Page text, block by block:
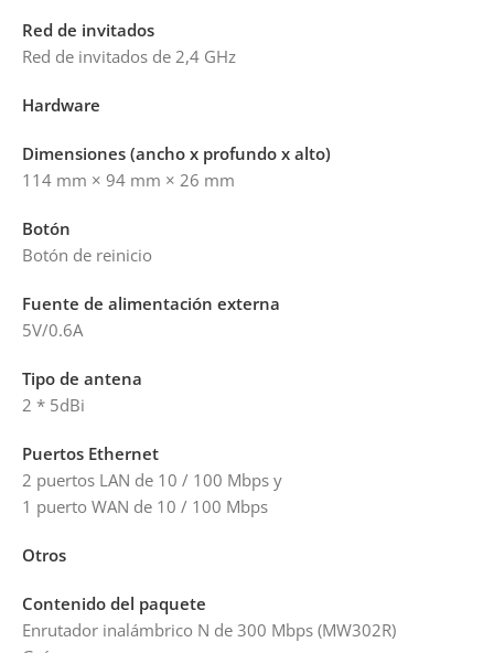
Red de invitados
Red de invitados de 2,4 GHz
Hardware
Dimensiones (ancho x profundo x alto)
114 mm × 94 mm × 26 mm
Botón
Botón de reinicio
Fuente de alimentación externa
5V/0.6A
Tipo de antena
2 * 5dBi
Puertos Ethernet
2 puertos LAN de 10 / 100 Mbps y
1 puerto WAN de 10 / 100 Mbps
Otros
Contenido del paquete
Enrutador inalámbrico N de 300 Mbps (MW302R)